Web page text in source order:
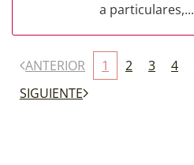
a particulares,...
ANTERIOR 1 2 3 4
SIGUIENTE